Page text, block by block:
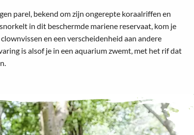
parel, bekend om zijn ongerepte koraalriffen en
snorkelt in dit beschermde mariene reservaat , kom je
en een verscheidenheid aan andere
is alsof je in een aquarium zwemt, met het rif dat